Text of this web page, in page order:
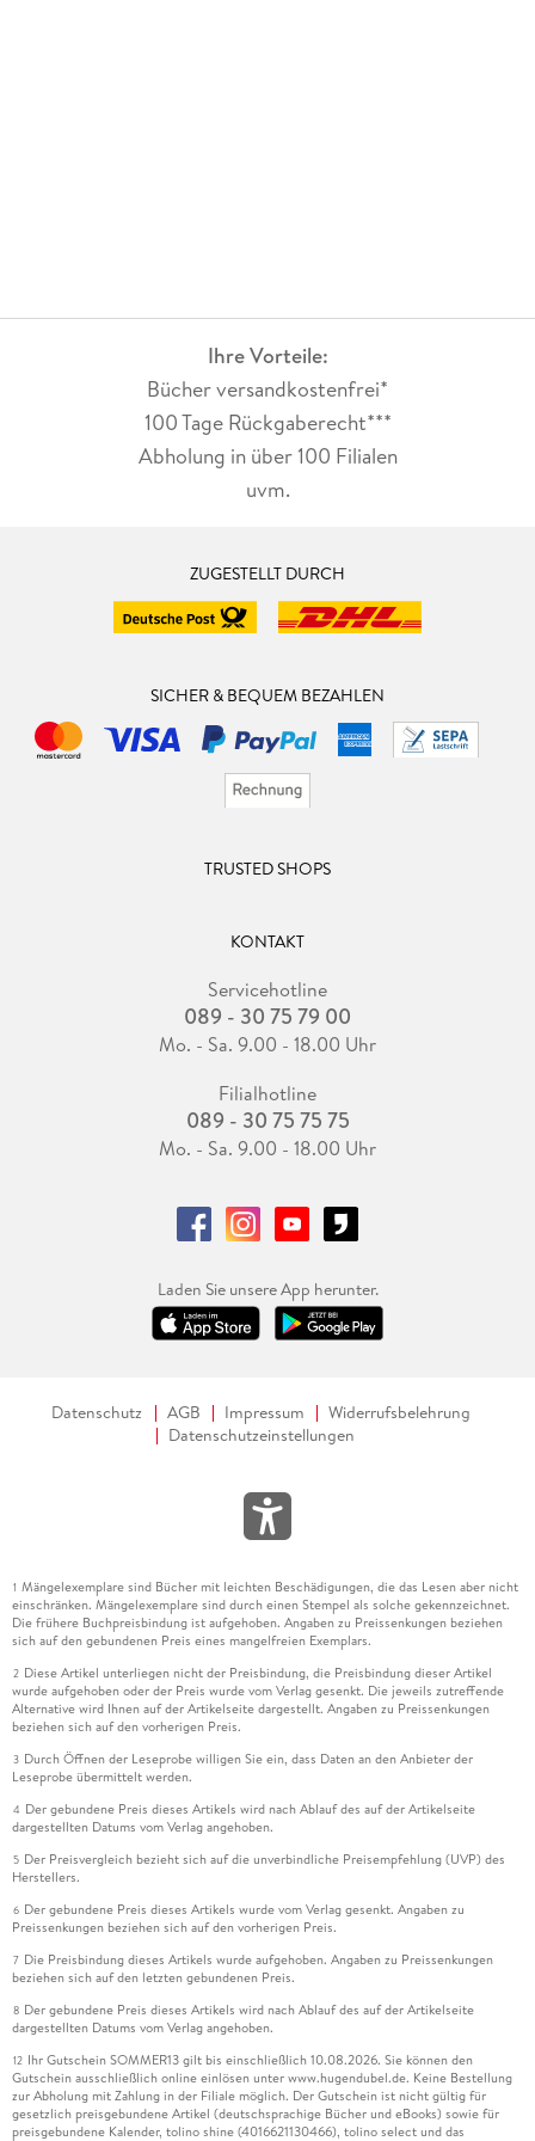
Ihre Vorteile:
Bücher versandkostenfrei*
100 Tage Rückgaberecht***
Abholung in über 100 Filialen
uvm.
ZUGESTELLT DURCH
SICHER & BEQUEM BEZAHLEN
TRUSTED SHOPS
KONTAKT
Servicehotline
089 - 30 75 79 00
Mo. - Sa. 9.00 - 18.00 Uhr
Filialhotline
089 - 30 75 75 75
Mo. - Sa. 9.00 - 18.00 Uhr
Laden Sie unsere App herunter.
Datenschutz AGB Impressum
Widerrufsbelehrung
Datenschutzeinstellungen
1 Mängelexemplare sind Bücher mit leichten Beschädigungen, die das Lesen aber nicht
einschränken. Mängelexemplare sind durch einen Stempel als solche gekennzeichnet.
Die frühere Buchpreisbindung ist aufgehoben. Angaben zu Preissenkungen beziehen
sich auf den gebundenen Preis eines mangelfreien Exemplars.
2 Diese Artikel unterliegen nicht der Preisbindung, die Preisbindung dieser Artikel
wurde aufgehoben oder der Preis wurde vom Verlag gesenkt. Die jeweils zutreffende
Alternative wird Ihnen auf der Artikelseite dargestellt. Angaben zu Preissenkungen
beziehen sich auf den vorherigen Preis.
3 Durch Öffnen der Leseprobe willigen Sie ein, dass Daten an den Anbieter der
Leseprobe übermittelt werden.
4 Der gebundene Preis dieses Artikels wird nach Ablauf des auf der Artikelseite
dargestellten Datums vom Verlag angehoben.
5 Der Preisvergleich bezieht sich auf die unverbindliche Preisempfehlung (UVP) des
Herstellers.
6 Der gebundene Preis dieses Artikels wurde vom Verlag gesenkt. Angaben zu
Preissenkungen beziehen sich auf den vorherigen Preis.
7 Die Preisbindung dieses Artikels wurde aufgehoben. Angaben zu Preissenkungen
beziehen sich auf den letzten gebundenen Preis.
8 Der gebundene Preis dieses Artikels wird nach Ablauf des auf der Artikelseite
dargestellten Datums vom Verlag angehoben.
12 Ihr Gutschein SOMMER13 gilt bis einschließlich 10.08.2026. Sie können den
Gutschein ausschließlich online einlösen unter www.hugendubel.de. Keine Bestellung
zur Abholung mit Zahlung in der Filiale möglich. Der Gutschein ist nicht gültig für
gesetzlich preisgebundene Artikel (deutschsprachige Bücher und eBooks) sowie für
preisgebundene Kalender, tolino shine (4016621130466), tolino select und das